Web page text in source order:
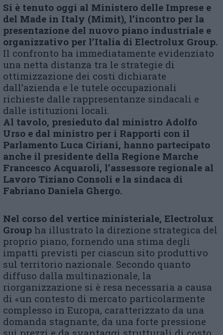
Si è tenuto oggi al Ministero delle Imprese e
del Made in Italy (Mimit), l’incontro per la
presentazione del nuovo piano industriale e
organizzativo per l’Italia di Electrolux Group.
Il confronto ha immediatamente evidenziato
una netta distanza tra le strategie di
ottimizzazione dei costi dichiarate
dall’azienda e le tutele occupazionali
richieste dalle rappresentanze sindacali e
dalle istituzioni locali.
Al tavolo, presieduto dal ministro Adolfo
Urso e dal ministro per i Rapporti con il
Parlamento Luca Ciriani, hanno partecipato
anche il presidente della Regione Marche
Francesco Acquaroli, l’assessore regionale al
Lavoro Tiziano Consoli e la sindaca di
Fabriano Daniela Ghergo.
Nel corso del vertice ministeriale, Electrolux
Group ha illustrato la direzione strategica del
proprio piano, fornendo una stima degli
impatti previsti per ciascun sito produttivo
sul territorio nazionale. Secondo quanto
diffuso dalla multinazionale, la
riorganizzazione si è resa necessaria a causa
di «un contesto di mercato particolarmente
complesso in Europa, caratterizzato da una
domanda stagnante, da una forte pressione